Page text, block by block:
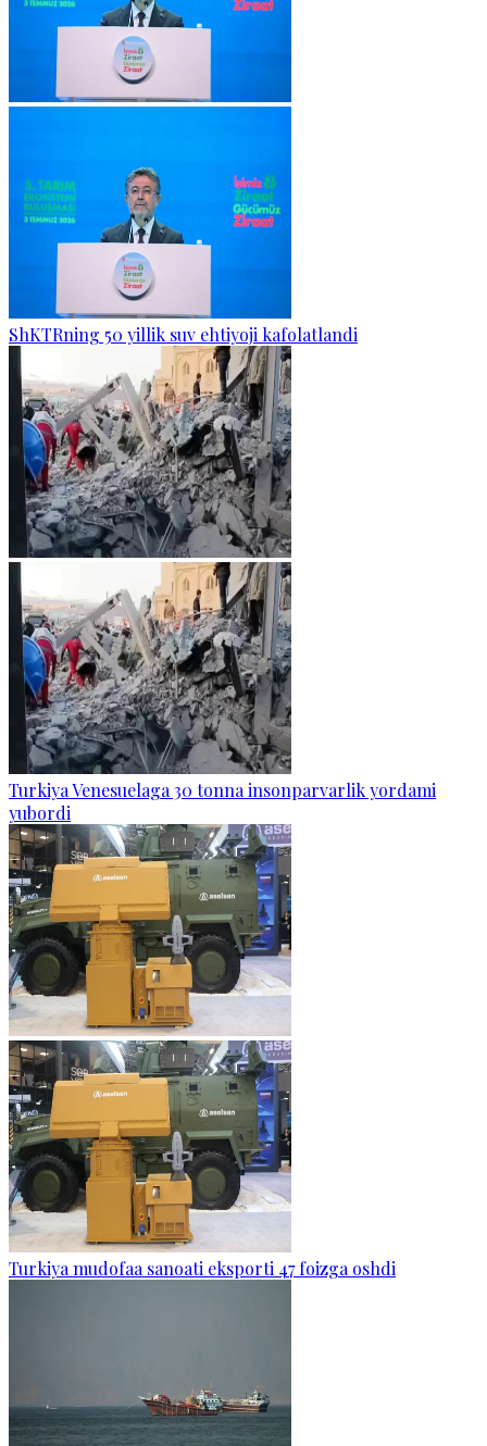
ShKTRning 50 yillik suv ehtiyoji kafolatlandi
Turkiya Venesuelaga 30 tonna insonparvarlik yordami
yubordi
Turkiya mudofaa sanoati eksporti 47 foizga oshdi